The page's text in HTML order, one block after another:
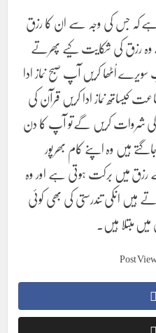
ہے کہ جس کی وجہ سے ان کا رزق
وہ رزق کی شکایت کیے پھرتے
اُٹھا کریں آپ صبح نماز ادا
نماز ادا کریں قرآن کی
شروات کریں گےتو آپ کا دن
ہیں وہ اپنے کام بھرپور
میں برکت ہوتی ہے اور وہ
ہیں انکی تندرستی کی بھی کوئی
مبتلا ہیں۔
Post